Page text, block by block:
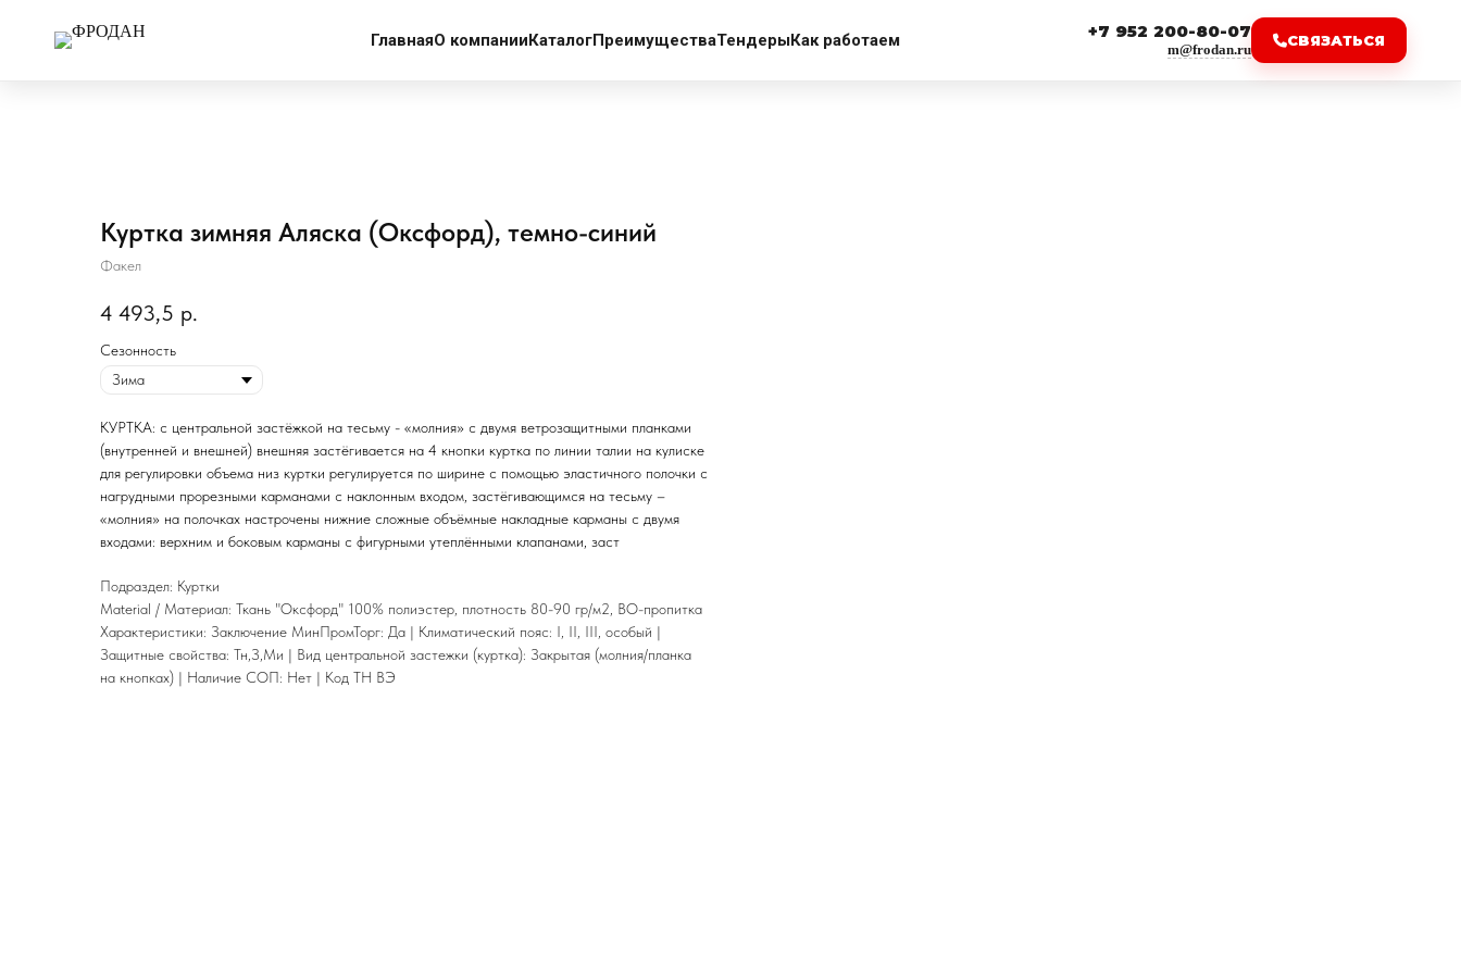
ГлавнаяО компанииКаталогПреимуществаТендерыКак работаем +7 952 200-80-07
m@frodan.ru
СВЯЗАТЬСЯ
More products
Куртка зимняя Аляска (Оксфорд), темно-синий
Факел
4 493,5 р.
Сезонность
КУРТКА: с центральной застёжкой на тесьму - «молния» с двумя ветрозащитными планками
(внутренней и внешней) внешняя застёгивается на 4 кнопки куртка по линии талии на кулиске
для регулировки объема низ куртки регулируется по ширине с помощью эластичного полочки с
нагрудными прорезными карманами с наклонным входом, застёгивающимся на тесьму –
«молния» на полочках настрочены нижние сложные объёмные накладные карманы с двумя
входами: верхним и боковым карманы с фигурными утеплёнными клапанами, заст
Подраздел: Куртки
Material / Материал: Ткань "Оксфорд" 100% полиэстер, плотность 80-90 гр/м2, ВО-пропитка
Характеристики: Заключение МинПромТорг: Да | Климатический пояс: I, II, III, особый |
Защитные свойства: Тн,З,Ми | Вид центральной застежки (куртка): Закрытая (молния/планка
на кнопках) | Наличие СОП: Нет | Код ТН ВЭ